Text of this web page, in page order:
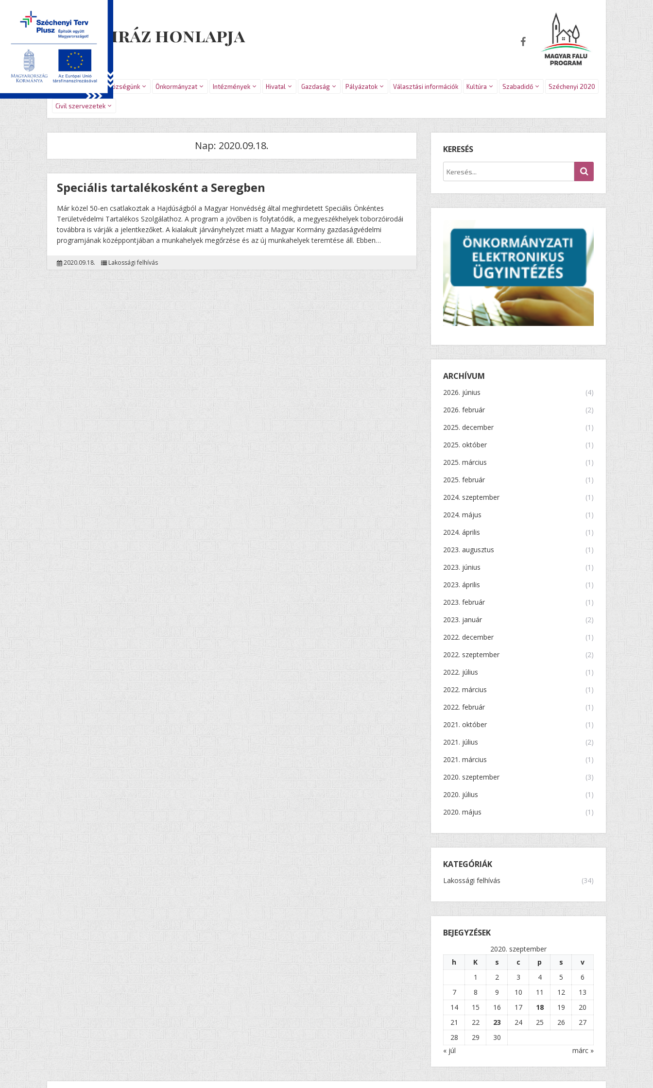
Újiráz honlapja
Községünk Önkormányzat Intézmények Hivatal Gazdaság Pályázatok Választási információk Kultúra Szabadidő Széchenyi 2020
Civil szervezetek
Nap: 2020.09.18.
Speciális tartalékosként a Seregben
Már közel 50-en csatlakoztak a Hajdúságból a Magyar Honvédség által meghirdetett Speciális Önkéntes
Területvédelmi Tartalékos Szolgálathoz. A program a jövőben is folytatódik, a megyeszékhelyek toborzóirodái
továbbra is várják a jelentkezőket. A kialakult járványhelyzet miatt a Magyar Kormány gazdaságvédelmi
programjának középpontjában a munkahelyek megőrzése és az új munkahelyek teremtése áll. Ebben…
2020.09.18. Lakossági felhívás
KERESÉS
ARCHÍVUM
2026. június
(4)
2026. február
(2)
2025. december
(1)
2025. október
(1)
2025. március
(1)
2025. február
(1)
2024. szeptember
(1)
2024. május
(1)
2024. április
(1)
2023. augusztus
(1)
2023. június
(1)
2023. április
(1)
2023. február
(1)
2023. január
(2)
2022. december
(1)
2022. szeptember
(2)
2022. július
(1)
2022. március
(1)
2022. február
(1)
2021. október
(1)
2021. július
(2)
2021. március
(1)
2020. szeptember
(3)
2020. július
(1)
2020. május
(1)
KATEGÓRIÁK
Lakossági felhívás (34)
BEJEGYZÉSEK
2020. szeptember
h
K s c p s
v
1
2 3 4 5
6
7
8 9 10 11 12
13
14
15 16 17 18 19
20
21
22 23 24 25 26
27
28
29
30
« júl
márc »